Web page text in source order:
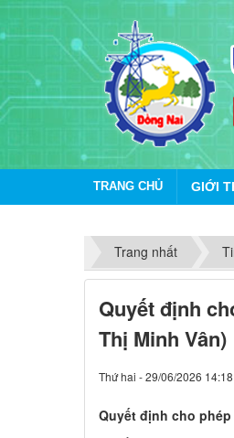
TRANG CHỦ GIỚI
Trang nhất
Quyết định
Thị Minh Vân)
Thứ hai - 29/06/2026 14:18
Quyết định cho